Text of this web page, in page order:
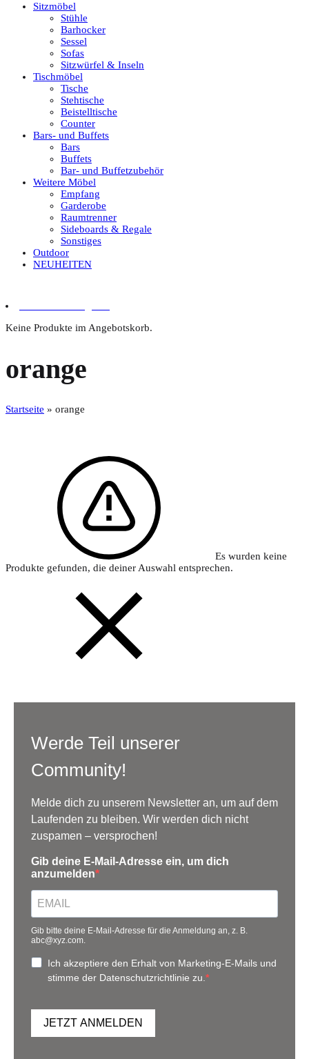
Sitzmöbel
Stühle
Barhocker
Sessel
Sofas
Sitzwürfel & Inseln
Tischmöbel
Tische
Stehtische
Beistelltische
Counter
Bars- und Buffets
Bars
Buffets
Bar- und Buffetzubehör
Weitere Möbel
Empfang
Garderobe
Raumtrenner
Sideboards & Regale
Sonstiges
Outdoor
NEUHEITEN
Keine Produkte im Angebotskorb.
orange
Startseite » orange
Es wurden keine
Produkte gefunden, die deiner Auswahl entsprechen.
Werde Teil unserer
Community!
Melde dich zu unserem Newsletter an, um auf dem
Laufenden zu bleiben. Wir werden dich nicht
zuspamen – versprochen!
Gib deine E-Mail-Adresse ein, um dich
anzumelden
Gib bitte deine E-Mail-Adresse für die Anmeldung an, z. B.
abc@xyz.com.
Ich akzeptiere den Erhalt von Marketing-E-Mails und
stimme der Datenschutzrichtlinie zu.
JETZT ANMELDEN